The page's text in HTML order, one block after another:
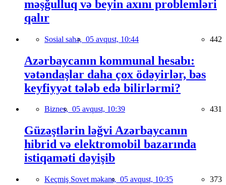
məşğulluq və beyin axını problemləri
qalır
Sosial sahə, 05 avqust, 10:44 442
Azərbaycanın kommunal hesabı:
vətəndaşlar daha çox ödəyirlər, bəs
keyfiyyət tələb edə bilirlərmi?
Biznes, 05 avqust, 10:39 431
Güzəştlərin ləğvi Azərbaycanın
hibrid və elektromobil bazarında
istiqaməti dəyişib
Keçmiş Sovet məkanı, 05 avqust, 10:35 373